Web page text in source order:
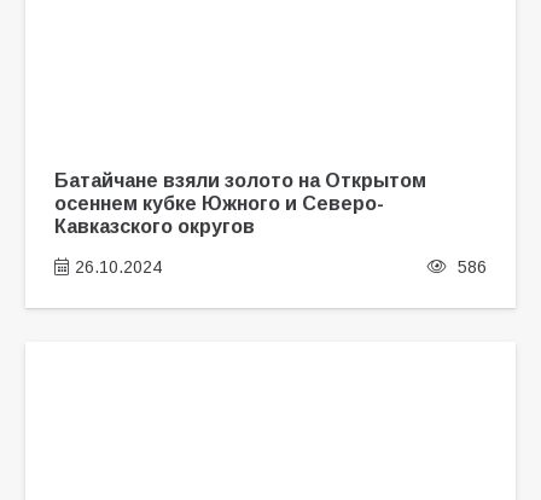
Батайчане взяли золото на Открытом
осеннем кубке Южного и Северо-
Кавказского округов
26.10.2024 586